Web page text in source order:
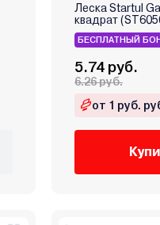
Леска Startul
квадрат
БЕСПЛАТНЫЙ
5.74 руб.
6.26 руб.
от 1 руб.